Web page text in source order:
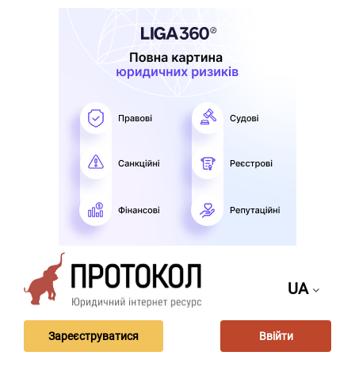
UA
Зареєструватися Ввійти